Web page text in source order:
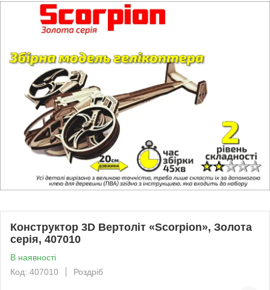
Конструктор 3D Вертоліт «Scorpion», Золота
серія, 407010
В наявності
Код: 407010
Роздріб